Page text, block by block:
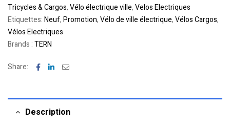
Tricycles & Cargos,Vélo électrique ville,Velos Electriques
Etiquettes:Neuf,Promotion,Vélo de ville électrique,Vélos Cargos,
Vélos Electriques
Brands :TERN
Share: Facebook
LinkedinEmail
Description